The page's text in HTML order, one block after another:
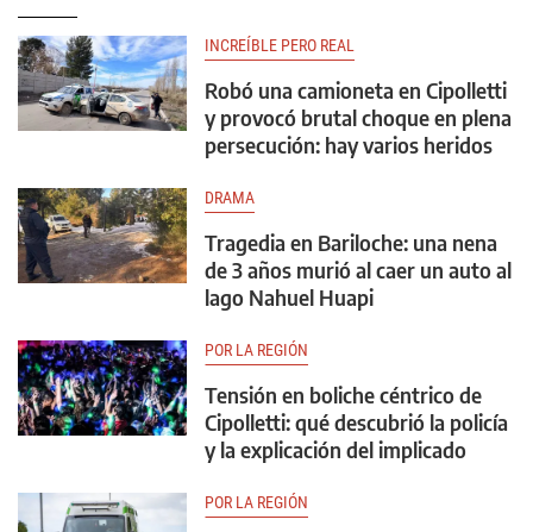
INCREÍBLE PERO REAL
Robó una camioneta en Cipolletti
y provocó brutal choque en plena
persecución: hay varios heridos
DRAMA
Tragedia en Bariloche: una nena
de 3 años murió al caer un auto al
lago Nahuel Huapi
POR LA REGIÓN
Tensión en boliche céntrico de
Cipolletti: qué descubrió la policía
y la explicación del implicado
POR LA REGIÓN